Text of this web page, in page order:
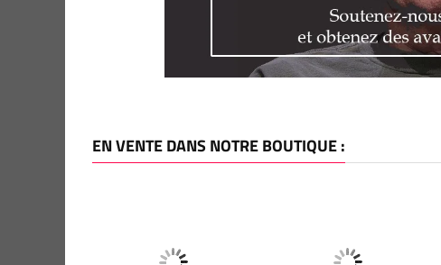
EN VENTE DANS NOTRE BOUTIQUE :